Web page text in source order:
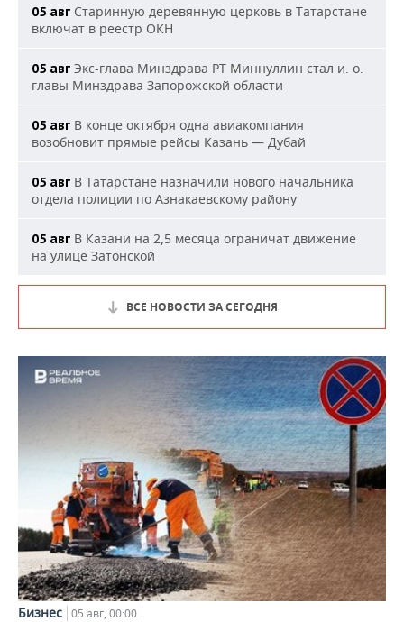
05 авг Старинную деревянную церковь в Татарстане
включат в реестр ОКН
05 авг Экс-глава Минздрава РТ Миннуллин стал и. о.
главы Минздрава Запорожской области
05 авг В конце октября одна авиакомпания
возобновит прямые рейсы Казань — Дубай
05 авг В Татарстане назначили нового начальника
отдела полиции по Азнакаевскому району
05 авг В Казани на 2,5 месяца ограничат движение
на улице Затонской
ВСЕ НОВОСТИ ЗА СЕГОДНЯ
Бизнес 05 авг, 00:00